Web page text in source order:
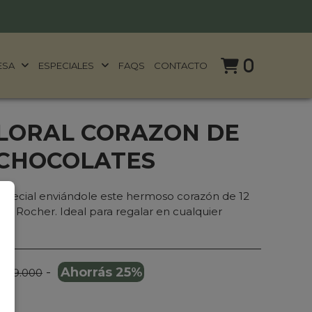
ESPECIALES FAQS CONTACTO 0
CORAZON DE
enviándole este hermoso corazón de 12
Rocher. Ideal para regalar en cualquier
299.000 - Ahorrás 25%